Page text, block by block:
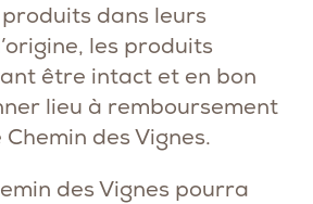
dans leurs
les produits
être intact et en bon
lieu à remboursement
des Vignes.
des Vignes pourra